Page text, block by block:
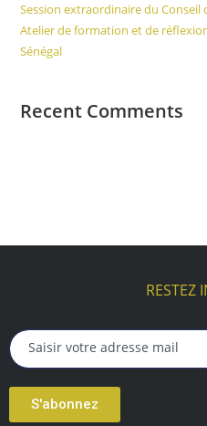
Session extraordinaire du Conseil
Atelier de formation et de
Sénégal
Recent Comments
RESTEZ
S'abonnez